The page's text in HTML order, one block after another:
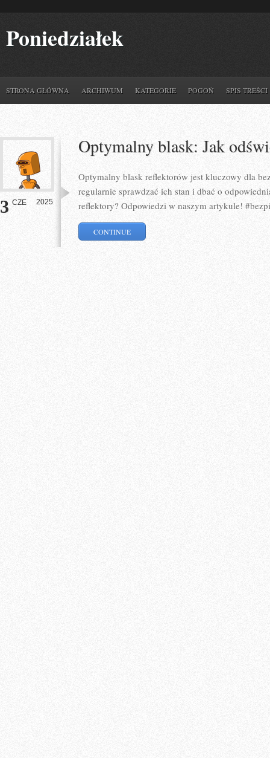
Poniedziałek
STRONA GŁÓWNA ARCHIWUM KATEGORIE POGOŃ SPIS TREŚCI
3 CZE 2025
Optymalny blask: Jak
Optymalny blask reflektorów jest kluczowy dla
regularnie sprawdzać ich stan i dbać o
reflektory? Odpowiedzi w naszym artykule!
CONTINUE